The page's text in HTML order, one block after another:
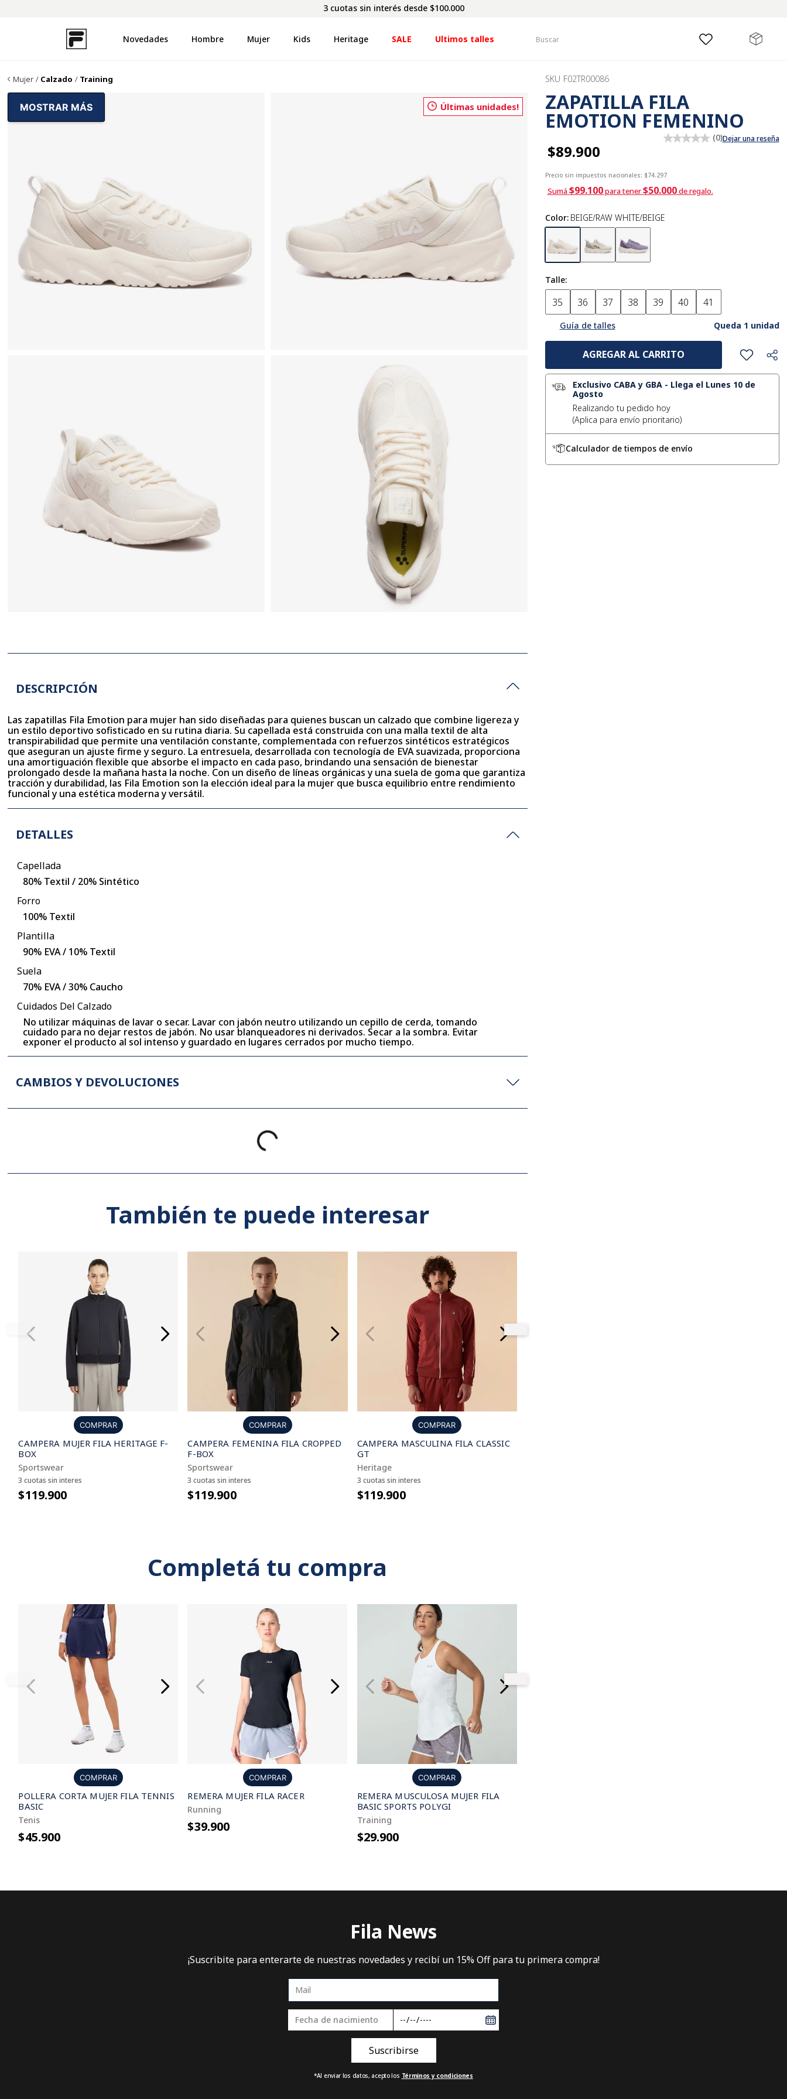
3 cuotas sin interés desde $100.000
Novedades Hombre Mujer Kids Heritage SALE Ultimos talles
Mujer Calzado Training
Últimas unidades!
MOSTRAR MÁS
DESCRIPCIÓN
Las zapatillas Fila Emotion para mujer han sido diseñadas para quienes buscan un calzado que combine ligereza y
un estilo deportivo sofisticado en su rutina diaria. Su capellada está construida con una malla textil de alta
transpirabilidad que permite una ventilación constante, complementada con refuerzos sintéticos estratégicos
que aseguran un ajuste firme y seguro. La entresuela, desarrollada con tecnología de EVA suavizada, proporciona
una amortiguación flexible que absorbe el impacto en cada paso, brindando una sensación de bienestar
prolongado desde la mañana hasta la noche. Con un diseño de líneas orgánicas y una suela de goma que garantiza
tracción y durabilidad, las Fila Emotion son la elección ideal para la mujer que busca equilibrio entre rendimiento
funcional y una estética moderna y versátil.
DETALLES
Capellada
80% Textil / 20% Sintético
Forro
100% Textil
Plantilla
90% EVA / 10% Textil
Suela
70% EVA / 30% Caucho
Cuidados Del Calzado
No utilizar máquinas de lavar o secar. Lavar con jabón neutro utilizando un cepillo de cerda, tomando
cuidado para no dejar restos de jabón. No usar blanqueadores ni derivados. Secar a la sombra. Evitar
exponer el producto al sol intenso y guardado en lugares cerrados por mucho tiempo.
CAMBIOS Y DEVOLUCIONES
También te puede interesar
COMPRAR
CAMPERA MUJER FILA HERITAGE F-
BOX
Sportswear
3 cuotas sin interes
$119.900
COMPRAR
CAMPERA FEMENINA FILA CROPPED
F-BOX
Sportswear
3 cuotas sin interes
$119.900
COMPRAR
CAMPERA MASCULINA FILA CLASSIC
GT
Heritage
3 cuotas sin interes
$119.900
Completá tu compra
COMPRAR
POLLERA CORTA MUJER FILA TENNIS
BASIC
Tenis
$45.900
COMPRAR
REMERA MUJER FILA RACER
Running
$39.900
COMPRAR
REMERA MUSCULOSA MUJER FILA
BASIC SPORTS POLYGI
Training
$29.900
SKU F02TR00086
ZAPATILLA FILA
EMOTION FEMENINO
(0)Dejar una reseña
$89.900
Precio sin impuestos nacionales: $74.297
Sumá$99.100para tener$50.000de regalo.
Color: BEIGE/RAW WHITE/BEIGE
Talle
35 36 37 38 39 40 41
Guía de talles Queda 1 unidad
AGREGAR AL CARRITO
Exclusivo CABA y GBA- Llega el Lunes 10 de
Agosto
Realizando tu pedido hoy
Calculador de tiempos de envío
Fila News
¡Suscribite para enterarte de nuestras novedades y recibí un 15% Off para tu primera compra!
*Al enviar los datos, acepto los Términos y condiciones
2.
campera
buzo
pantalon
remera
medias
mochila